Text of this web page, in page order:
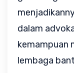
dalam
kemampuan
lembaga